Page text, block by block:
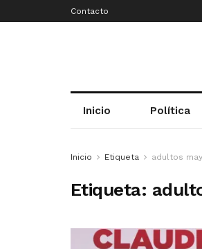
Contacto
Inicio Política
Inicio Etiqueta adultos
Etiqueta: